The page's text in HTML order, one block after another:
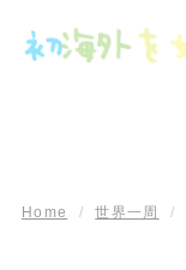
Home / 世界一周 /